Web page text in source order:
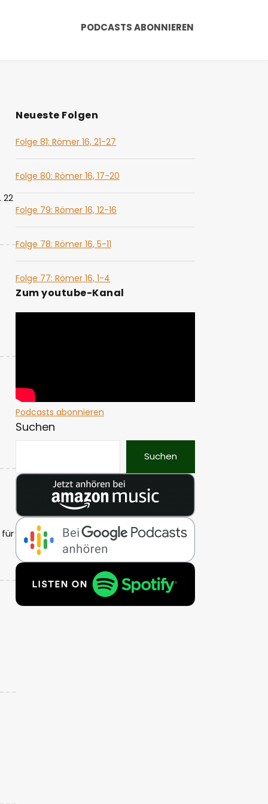
PODCASTS ABONNIEREN
22
für
Neueste Folgen
Folge 81: Römer 16, 21-27
Folge 80: Römer 16, 17-20
Folge 79: Römer 16, 12-16
Folge 78: Römer 16, 5-11
Folge 77: Römer 16, 1-4
Zum youtube-Kanal
Podcasts abonnieren
Suchen
Suchen